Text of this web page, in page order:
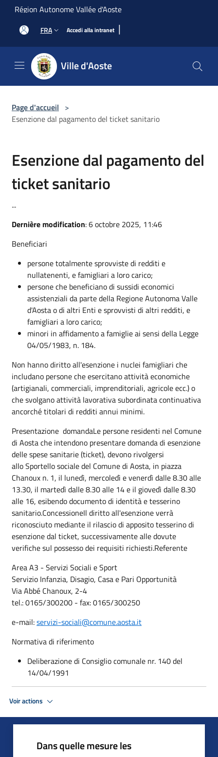
Salta al contenuto principale
Région Autonome Vallée d'Aoste
FRA Accedi alla intranet |
Ville d'Aoste
Page d'accueil >
Esenzione dal pagamento del ticket sanitario
Esenzione dal pagamento del
ticket sanitario
...
Dernière modification: 6 octobre 2025, 11:46
Beneficiari
persone totalmente sprovviste di redditi e
nullatenenti, e famigliari a loro carico;
persone che beneficiano di sussidi economici
assistenziali da parte della Regione Autonoma Valle
d'Aosta o di altri Enti e sprovvisti di altri redditi, e
famigliari a loro carico;
minori in affidamento a famiglie ai sensi della Legge
04/05/1983, n. 184.
Non hanno diritto all'esenzione i nuclei famigliari che
includano persone che esercitano attività economiche
(artigianali, commerciali, imprenditoriali, agricole ecc.) o
che svolgano attività lavorativa subordinata continuativa
ancorché titolari di redditi annui minimi.
Presentazione domandaLe persone residenti nel Comune
di Aosta che intendono presentare domanda di esenzione
delle spese sanitarie (ticket), devono rivolgersi
allo Sportello sociale del Comune di Aosta, in piazza
Chanoux n. 1, il lunedì, mercoledì e venerdì dalle 8.30 alle
13.30, il martedì dalle 8.30 alle 14 e il giovedì dalle 8.30
alle 16, esibendo documento di identità e tesserino
sanitario.ConcessioneIl diritto all'esenzione verrà
riconosciuto mediante il rilascio di apposito tesserino di
esenzione dal ticket, successivamente alle dovute
verifiche sul possesso dei requisiti richiesti.Referente
Area A3 - Servizi Sociali e Sport
Servizio Infanzia, Disagio, Casa e Pari Opportunità
Via Abbé Chanoux, 2-4
tel.: 0165/300200 - fax: 0165/300250
e-mail:servizi-sociali@comune.aosta.it
Normativa di riferimento
Deliberazione di Consiglio comunale nr. 140 del
14/04/1991
Voir actions
Dans quelle mesure les